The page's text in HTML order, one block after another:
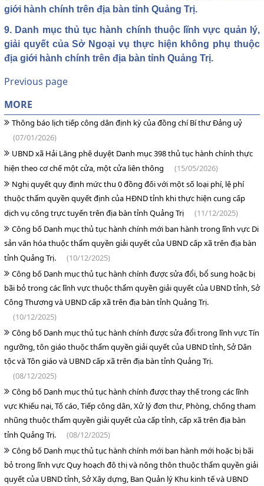
giới hành chính trên địa bàn tỉnh Quảng Trị.
9. Danh mục thủ tục hành chính thuộc lĩnh vực quản lý,
giải quyết của Sở Ngoại vụ thực hiện không phụ thuộc
địa giới hành chính trên địa bàn tỉnh Quảng Trị.
Previous page
MORE
Thông báo lịch tiếp công dân định kỳ của đồng chí Bí thư Đảng uỷ
(07/01/2026)
UBND xã Hải Lăng phê duyệt Danh mục 398 thủ tục hành chính thực
hiện theo cơ chế một cửa, một cửa liên thông
(15/05/2026)
Nghị quyết quy định mức thu 0 đồng đối với một số loại phí, lệ phí
thuộc thẩm quyền quyết định của HĐND tỉnh khi thực hiện cung cấp
dịch vụ công trực tuyến trên địa bàn tỉnh Quảng Trị
(11/12/2025)
Công bố Danh mục thủ tục hành chính mới ban hành trong lĩnh vực Di
sản văn hóa thuộc thẩm quyền giải quyết của UBND cấp xã trên địa bàn
tỉnh Quảng Trị.
(10/12/2025)
Công bố Danh mục thủ tục hành chính được sửa đổi, bổ sung hoặc bị
bãi bỏ trong các lĩnh vực thuộc thẩm quyền giải quyết của UBND tỉnh, Sở
Công Thương và UBND cấp xã trên địa bàn tỉnh Quảng Trị.
(10/12/2025)
Công bố Danh mục thủ tục hành chính được sửa đổi trong lĩnh vực Tín
ngưỡng, tôn giáo thuộc thẩm quyền giải quyết của UBND tỉnh, Sở Dân
tộc và Tôn giáo và UBND cấp xã trên địa bàn tỉnh Quảng Trị.
(08/12/2025)
Công bố Danh mục thủ tục hành chính được thay thế trong các lĩnh
vực Khiếu nại, Tố cáo, Tiếp công dân, Xử lý đơn thư, Phòng, chống tham
nhũng thuộc thẩm quyền giải quyết của cấp tỉnh, cấp xã trên địa bàn
tỉnh Quảng Trị.
(08/12/2025)
Công bố Danh mục thủ tục hành chính mới ban hành mới hoặc bị bãi
bỏ trong lĩnh vực Quy hoạch đô thị và nông thôn thuộc thẩm quyền giải
quyết của UBND tỉnh, Sở Xây dựng, Ban Quản lý Khu kinh tế và UBND